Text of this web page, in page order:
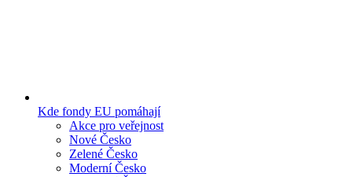
Kde fondy EU pomáhají
Akce pro veřejnost
Nové Česko
Zelené Česko
Moderní Česko